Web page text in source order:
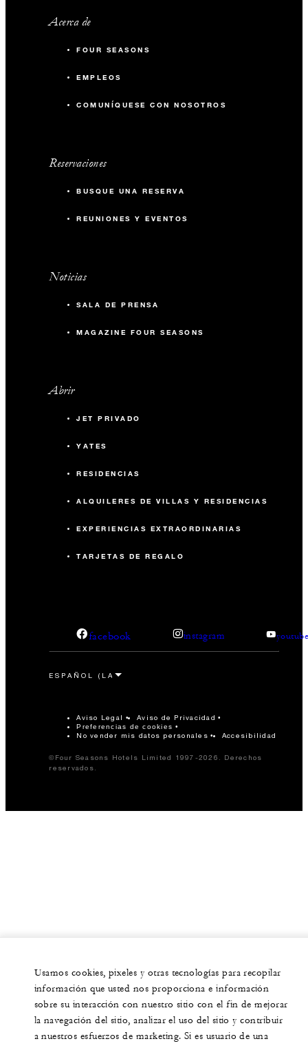
Acerca de
FOUR SEASONS
EMPLEOS
COMUNÍQUESE CON NOSOTROS
Reservaciones
BUSQUE UNA RESERVA
REUNIONES Y EVENTOS
Noticias
SALA DE PRENSA
MAGAZINE FOUR SEASONS
Abrir
JET PRIVADO
YATES
RESIDENCIAS
ALQUILERES DE VILLAS Y RESIDENCIAS
EXPERIENCIAS EXTRAORDINARIAS
TARJETAS DE REGALO
facebook instagram
Aviso Legal Aviso de Privacidad
Preferencias de cookies
No vender mis datos personales Accesibilidad
©Four Seasons Hotels Limited 1997-2026. Derechos
reservados.
Usamos cookies, pixeles y otras tecnologías para recopilar
información que usted nos proporciona e información
sobre su interacción con nuestro sitio con el fin de mejorar
la navegación del sitio, analizar el uso del sitio y contribuir
a nuestros esfuerzos de marketing. Si es usuario de una